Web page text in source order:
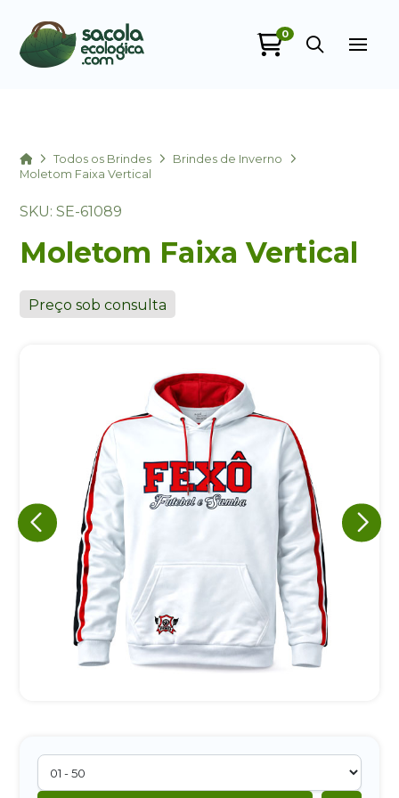
0
HomeTodos os Brindes
Brindes de Inverno
Moletom Faixa Vertical
SKU: SE-61089
Moletom Faixa Vertical
Preço sob consulta
Eu concordo em receber comunicações.
A nossa empresa está comprometida a proteger e respeitar
sua privacidade, utilizaremos seus dados apenas para fins
de marketing. Você pode alterar suas preferências a
qualquer momento.
Iniciar conversa